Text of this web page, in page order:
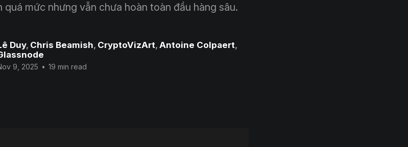
mức nhưng vẫn chưa hoàn toàn đầu hàng sâu.
Duy, Chris Beamish, CryptoVizArt,Antoine Colpaert,
9, 2025 • 19 min read